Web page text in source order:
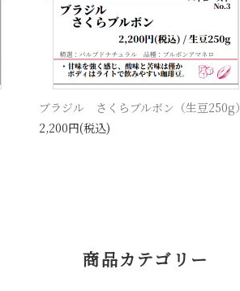
ブラジル さくらブルボン（生豆250g）
2,200円(税込)
商品カテゴリー